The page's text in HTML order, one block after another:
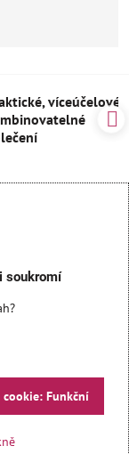
víceúčelové
soukromí
Funkční